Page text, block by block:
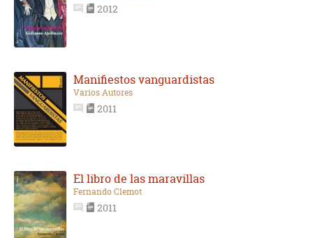
2012
Manifiestos vanguardistas
Varios Autores
2011
El libro de las maravillas
Fernando Clemot
2011